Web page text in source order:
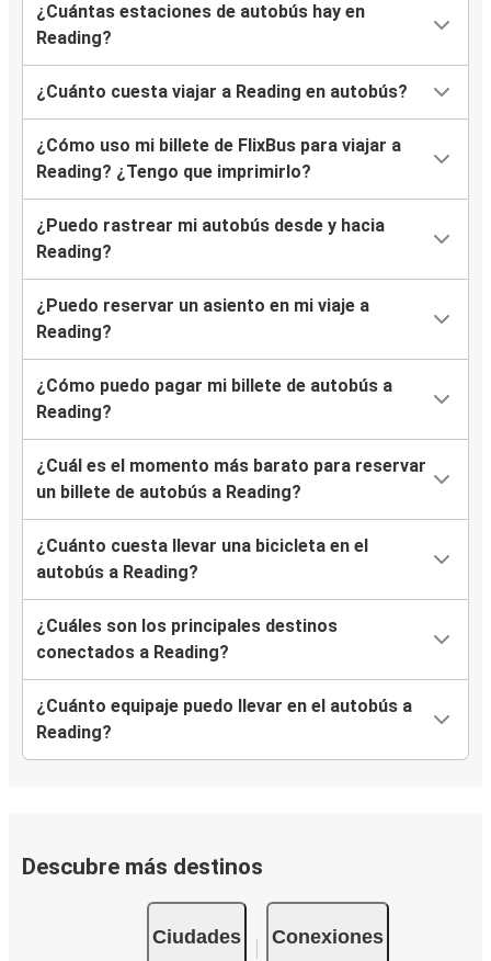
¿Cuántas estaciones de autobús hay en
Reading?
¿Cuánto cuesta viajar a Reading en autobús?
¿Cómo uso mi billete de FlixBus para viajar a
Reading? ¿Tengo que imprimirlo?
¿Puedo rastrear mi autobús desde y hacia
Reading?
¿Puedo reservar un asiento en mi viaje a
Reading?
¿Cómo puedo pagar mi billete de autobús a
Reading?
¿Cuál es el momento más barato para reservar
un billete de autobús a Reading?
¿Cuánto cuesta llevar una bicicleta en el
autobús a Reading?
¿Cuáles son los principales destinos
conectados a Reading?
¿Cuánto equipaje puedo llevar en el autobús a
Reading?
Descubre más destinos
Ciudades Conexiones